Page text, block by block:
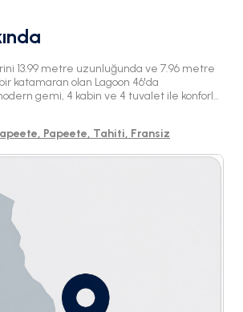
13.99 metre uzunluğunda ve 7.96 metre
katamaran olan Lagoon 46'da
gemi, 4 kabin ve 4 tuvalet ile konforlu
rahatça ağırlayabilir, maksimum
46 cennette unutulmaz bir yelken
Papeete, Tahiti, Fransiz